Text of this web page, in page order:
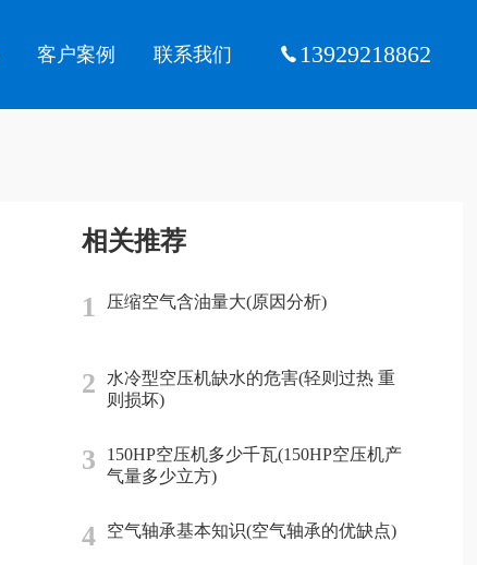
客户案例 联系我们 13929218862
相关推荐
1 压缩空气含油量大(原因分析)
2
水冷型空压机缺水的危害(轻则过热 重
则损坏)
3
150HP空压机多少千瓦(150HP空压机产
气量多少立方)
4 空气轴承基本知识(空气轴承的优缺点)